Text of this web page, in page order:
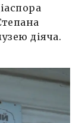
діяча.